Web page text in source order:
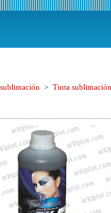
> Tinta sublimación